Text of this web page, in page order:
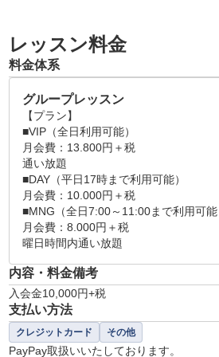
レッスン料金
料金体系
グループレッスン
【プラン】
■VIP（全日利用可能）
月会費：13.800円＋税
通い放題
■DAY（平日17時まで利用可能）
月会費：10.000円＋税
■MNG（全日7:00～11:00まで利用可
月会費：8.000円＋税
曜日時間内通い放題
内容・料金備考
入会金10,000円+税
支払い方法
クレジットカード その他
PayPay取扱いいたしております。